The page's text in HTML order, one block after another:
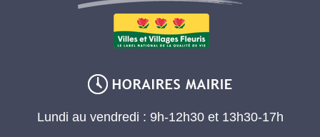
Lundi au vendredi : 9h-12h30 et 13h30-17h